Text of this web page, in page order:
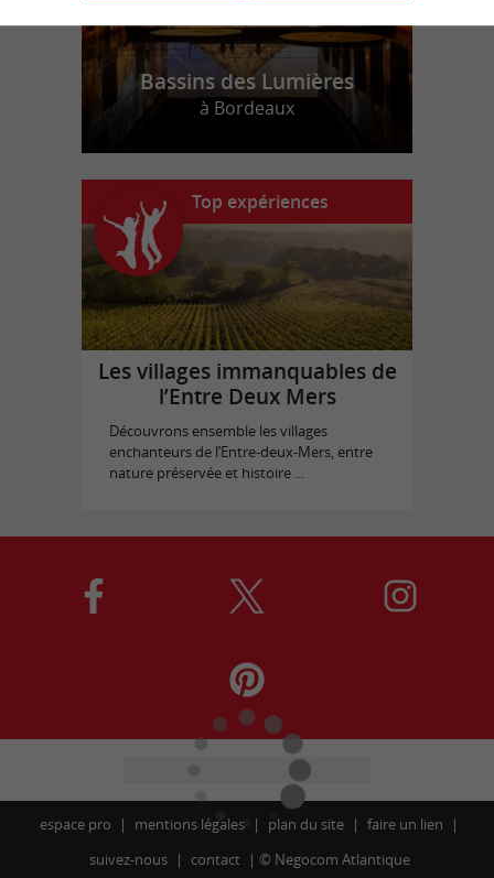
Bassins des Lumières
à Bordeaux
Top expériences
Les villages immanquables de
l’Entre Deux Mers
Découvrons ensemble les villages
enchanteurs de l’Entre-deux-Mers, entre
nature préservée et histoire ...
espace pro mentions légales plan du site
faire un lien
suivez-nous
contact © Negocom Atlantique